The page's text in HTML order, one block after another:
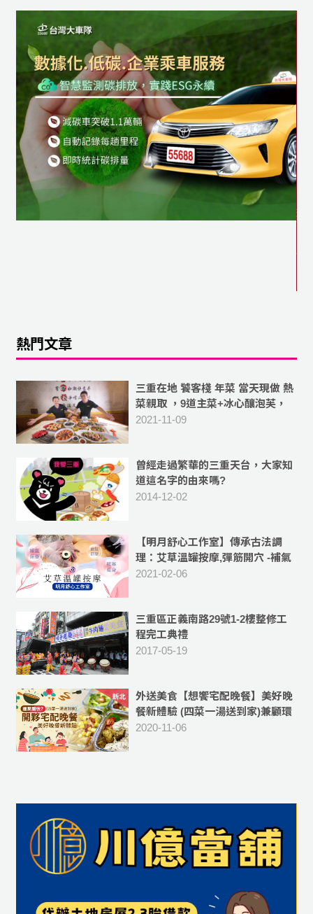
熱門文章
三重在地 饕客棧 年菜 當天現做 熱
菜親取 ，9道主菜+冰心釀泡芙，
10人份菜色 豐富美味
2021-11-09
曾經走過繁華的三重天台，大家知
道這名字的由來嗎?
2014-12-02
【明月舒心工作室】傳承古法調
理：艾草溫罐按摩,彈筋開穴 -補氣
血,祛除體內濕氣
2021-02-06
三重區正義南路29號1-2樓整修工
程完工典禮
2017-05-19
外送美食【想饗宅配晚餐】美好晚
餐新體驗 (四菜一湯送到家)兼顧環
保、衛生與便利 -[外送新北市蘆洲
2020-11-06